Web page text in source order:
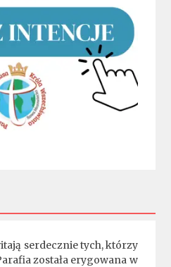
serdecznie tych, którzy
została erygowana w